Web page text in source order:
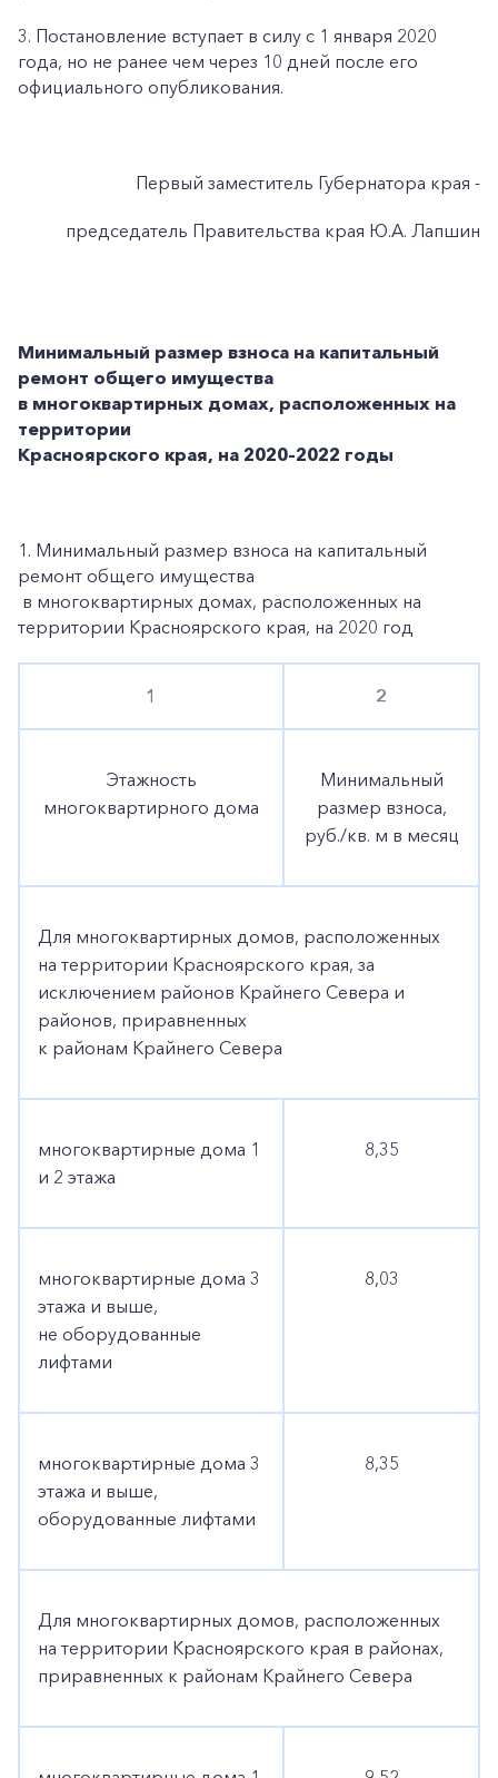
3. Постановление вступает в силу с 1 января 2020
года, но не ранее чем через 10 дней после его
официального опубликования.
Первый заместитель Губернатора края -
председатель Правительства края Ю.А. Лапшин
Минимальный размер взноса на капитальный
ремонт общего имущества
в многоквартирных домах, расположенных на
территории
Красноярского края, на 2020–2022 годы
1. Минимальный размер взноса на капитальный
ремонт общего имущества
в многоквартирных домах, расположенных на
территории Красноярского края, на 2020 год
Этажность
многоквартирного дома
Минимальный
размер взноса,
руб./кв. м в месяц
1 2
Для многоквартирных домов, расположенных
на территории Красноярского края, за
исключением районов Крайнего Севера и
районов, приравненных
к районам Крайнего Севера
многоквартирные дома 1
и 2 этажа
8,35
многоквартирные дома 3
этажа и выше,
не оборудованные
лифтами
8,03
многоквартирные дома 3
этажа и выше,
оборудованные лифтами
8,35
Для многоквартирных домов, расположенных
на территории Красноярского края в районах,
приравненных к районам Крайнего Севера